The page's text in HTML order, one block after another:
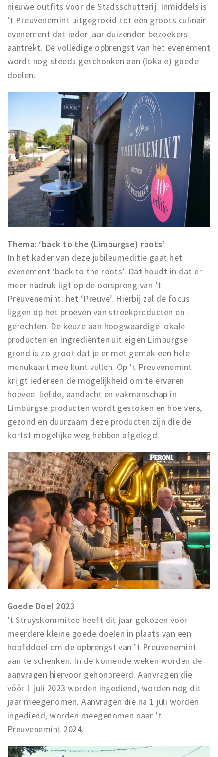
nieuwe outfits voor de Stadsschutterij. Inmiddels is
’t Preuvenemint uitgegroeid tot een groots culinair
evenement dat ieder jaar duizenden bezoekers
aantrekt. De volledige opbrengst van het evenement
wordt nog steeds geschonken aan (lokale) goede
doelen.
Thema: ‘back to the (Limburgse) roots’
In het kader van deze jubileumeditie gaat het
evenement ‘back to the roots’. Dat houdt in dat er
meer nadruk ligt op de oorsprong van ’t
Preuvenemint: het ‘Preuve’. Hierbij zal de focus
liggen op het proeven van streekproducten en -
gerechten. De keuze aan hoogwaardige lokale
producten en ingrediënten uit eigen Limburgse
grond is zo groot dat je er met gemak een hele
menukaart mee kunt vullen. Op ’t Preuvenemint
krijgt iedereen de mogelijkheid om te ervaren
hoeveel liefde, aandacht en vakmanschap in
Limburgse producten wordt gestoken en hoe vers,
gezond en duurzaam deze producten zijn die de
kortst mogelijke weg hebben afgelegd.
Goede Doel 2023
’t Struyskommitee heeft dit jaar gekozen voor
meerdere kleine goede doelen in plaats van een
hoofddoel om de opbrengst van ’t Preuvenemint
aan te schenken. In de komende weken worden de
aanvragen hiervoor gehonoreerd. Aanvragen die
vóór 1 juli 2023 worden ingediend, worden nog dit
jaar meegenomen. Aanvragen die na 1 juli worden
ingediend, worden meegenomen naar ’t
Preuvenemint 2024.